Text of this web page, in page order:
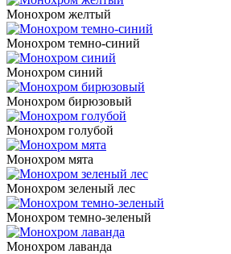
Монохром желтый
Монохром темно-синий
Монохром синий
Монохром бирюзовый
Монохром голубой
Монохром мята
Монохром зеленый лес
Монохром темно-зеленый
Монохром лаванда